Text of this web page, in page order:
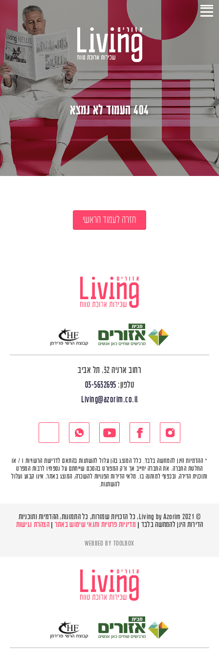
404 העמוד לא נמצא
חזרה לעמוד הראשי
רחוב ארניה 32, תל אביב
טלפון: 03-5632695
Living@azorim.co.il
* ההדמיות הינן להמחשה בלבד. כלל המוצג בהן עלול להשתנות בהתאם לדרישת הרשויות ו / או
החלטת החברה. את החברה יחייב אך ורק המפורט בהסכם שייחתם על נספחיו לרבות המפרט
ותוכנית הדירה, ובכפוף למותנה בו. מלאי הדירות הפנויות להשכרה, המוצג באתר, אינו קבוע ועלול
להשתנות.
© Living by Azorim 2021, כל הזכויות שמורות, כל התמונות, ההדמיות ותוכניות
הדירות הינן להמחשה בלבד |
מדיניות פרטיות ותנאי שימוש באתר הצהרת נגישות
WEBBED BY TOOLBOX